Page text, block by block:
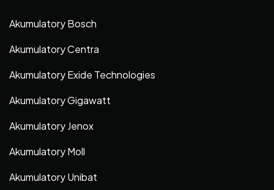
Akumulatory Bosch
Akumulatory Centra
Akumulatory Exide Technologies
Akumulatory Gigawatt
Akumulatory Jenox
Akumulatory Moll
Akumulatory Unibat